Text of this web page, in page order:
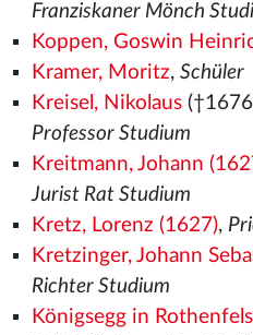
Franziskaner Mönch
Koppen, Goswin
Kramer, Moritz, Schüler
Kreisel, Nikolaus
Professor Studium
Kreitmann, Johann
Jurist Rat Studium
Kretz, Lorenz (1627),
Kretzinger, Johann
Richter Studium
Königsegg in